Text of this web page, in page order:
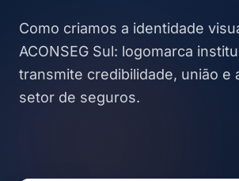
Como criamos a identidade
ACONSEG Sul: logomarca
transmite credibilidade, união e
setor de seguros.